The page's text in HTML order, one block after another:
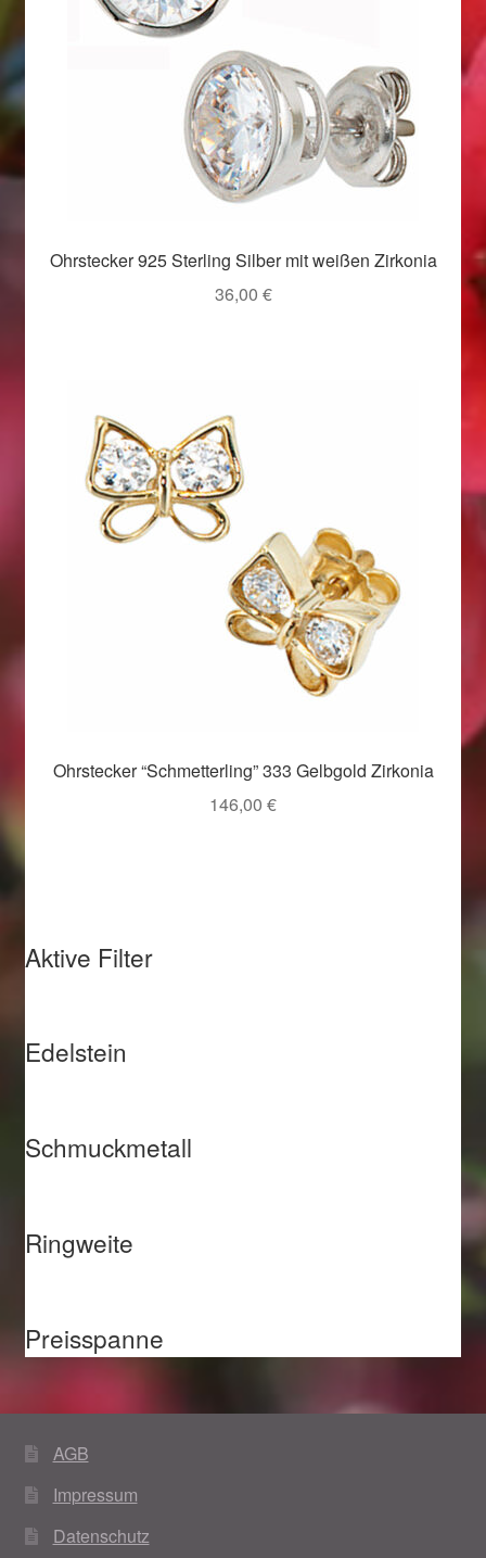
Valentinstag Geschenke
Vertrag widerrufen
Weihnachtsangebote 2015
Weihnachtsangebote 2018
Weihnachtsangebote 2019
Weihnachtsangebote 2020
Weihnachtsangebote 2021
Ohrstecker 925 Sterling Silber mit weißen Zirkonia
36,00 €
Ohrstecker “Schmetterling” 333 Gelbgold Zirkonia
146,00 €
Aktive Filter
Edelstein
Schmuckmetall
Ringweite
Preisspanne
AGB
Impressum
Datenschutz